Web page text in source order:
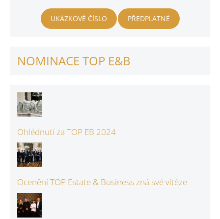
UKÁZKOVÉ ČÍSLO PŘEDPLATNÉ
NOMINACE TOP E&B
Ohlédnutí za TOP EB 2024
Ocenění TOP Estate & Business zná své vítěze